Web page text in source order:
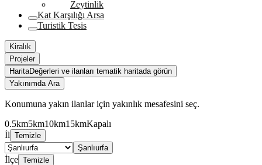
Zeytinlik
Kat Karşılığı Arsa
Turistik Tesis
Kiralık
Projeler
HaritaDeğerleri ve ilanları tematik haritada görün
Yakınımda Ara
Konumuna yakın ilanlar için yakınlık mesafesini seç.
0.5km5km10km15kmKapalı
İl Temizle
Şanlıurfa
İlçe Temizle